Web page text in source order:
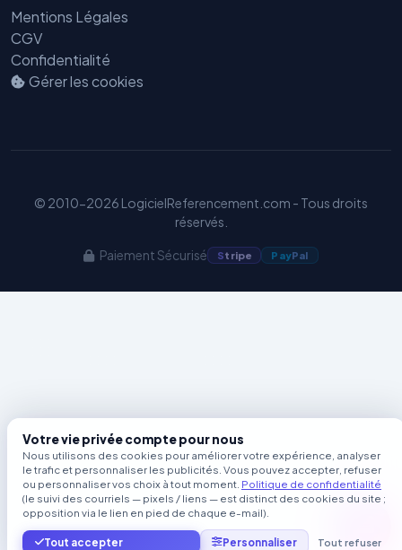
Mentions Légales
CGV
Confidentialité
Gérer les cookies
© 2010-2026 LogicielReferencement.com - Tous droits
réservés.
Paiement Sécurisé Stripe PayPal
Votre vie privée compte pour nous
Nous utilisons des cookies pour améliorer votre expérience, analyser
le trafic et personnaliser les publicités. Vous pouvez accepter, refuser
ou personnaliser vos choix à tout moment. Politique de confidentialité
(le suivi des courriels — pixels / liens — est distinct des cookies du site ;
opposition via le lien en pied de chaque e-mail).
Tout accepter Personnaliser Tout refuser